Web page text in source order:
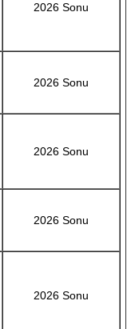
2026 Sonu
2026 Sonu
2026 Sonu
2026 Sonu
2026 Sonu